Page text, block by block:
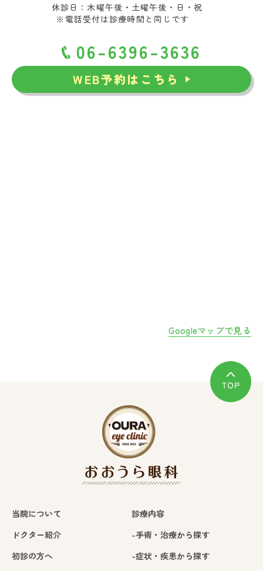
休診日：木曜午後・土曜午後・日・祝
※電話受付は診療時間と同じです
06-6396-3636
WEB予約はこちら
Googleマップで見る
当院について
ドクター紹介
初診の方へ
診療内容
-手術・治療から探す
-症状・疾患から探す